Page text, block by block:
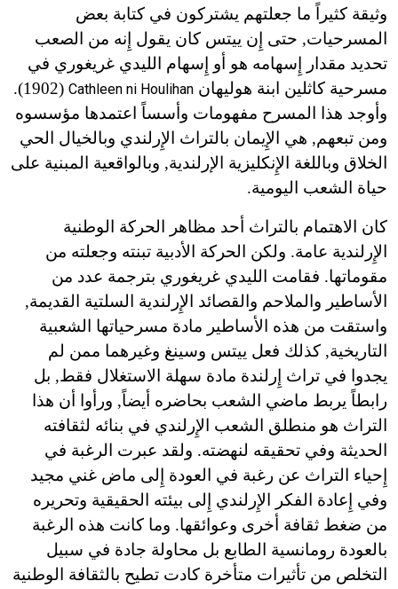
وثيقة كثيراً ما جعلتهم يشتركون في كتابة بعض
المسرحيات, حتى إِن ييتس كان يقول إِنه من الصعب
تحديد مقدار إِسهامه هو أو إِسهام الليدي غريغوري في
مسرحية كاثلين ابنة هوليهان Cathleen ni Houlihan
(1902).
وأوجد هذا المسرح مفهومات وأسساً اعتمدها مؤسسوه
ومن تبعهم, هي الإِيمان بالتراث الإِرلندي وبالخيال الحي
الخلاق وباللغة الإِنكليزية الإرلندية, وبالواقعية المبنية على
حياة الشعب اليومية.
كان الاهتمام بالتراث أحد مظاهر الحركة الوطنية
الإِرلندية عامة. ولكن الحركة الأدبية تبنته وجعلته من
مقوماتها. فقامت الليدي غريغوري بترجمة عدد من
الأساطير والملاحم والقصائد الإِرلندية السلتية القديمة,
واستقت من هذه الأساطير مادة مسرحياتها الشعبية
التاريخية, كذلك فعل ييتس وسينغ وغيرهما ممن لم
يجدوا في تراث إِرلندة مادة سهلة الاستغلال فقط, بل
رابطاً يربط ماضي الشعب بحاضره أيضاً, ورأوا أن هذا
التراث هو منطلق الشعب الإِرلندي في بنائه لثقافته
الحديثة وفي تحقيقه لنهضته. ولقد عبرت الرغبة في
إِحياء التراث عن رغبة في العودة إِلى ماض غني مجيد
وفي إِعادة الفكر الإِرلندي إِلى بيئته الحقيقية وتحريره
من ضغط ثقافة أخرى وعوائقها. وما كانت هذه الرغبة
بالعودة رومانسية الطابع بل محاولة جادة في سبيل
التخلص من تأثيرات متأخرة كادت تطيح بالثقافة الوطنية